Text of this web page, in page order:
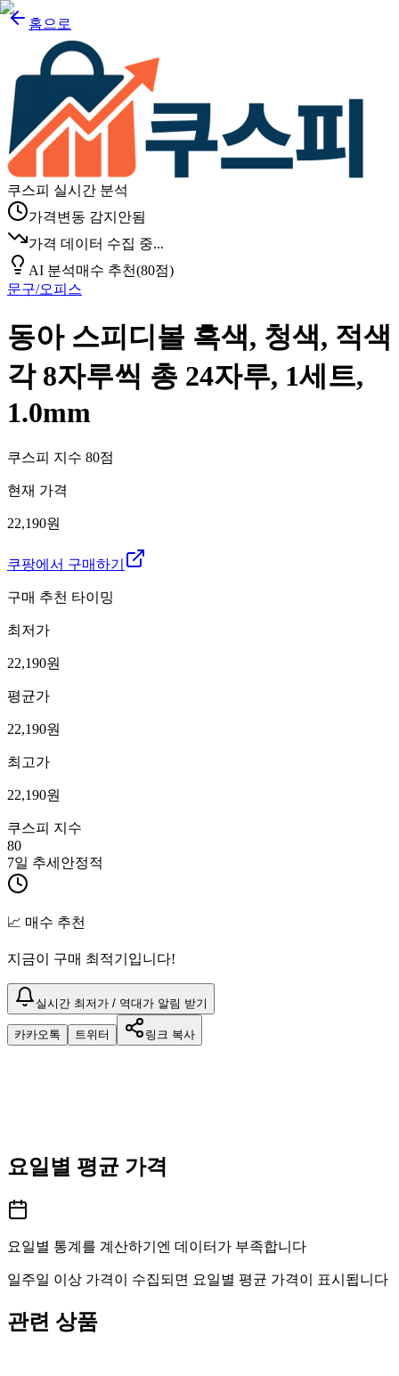
홈으로
쿠스피 실시간 분석
가격변동 감지안됨
가격 데이터 수집 중...
AI 분석매수 추천(80점)
문구/오피스
동아 스피디볼 흑색, 청색, 적색
각 8자루씩 총 24자루, 1세트,
1.0mm
쿠스피 지수 80점
현재 가격
22,190원
쿠팡에서 구매하기
구매 추천 타이밍
최저가
22,190원
평균가
22,190원
최고가
22,190원
쿠스피 지수
80
7일 추세 안정적
📈 매수 추천
지금이 구매 최적기입니다!
실시간 최저가 / 역대가 알림 받기
카카오톡 트위터 링크 복사
요일별 평균 가격
요일별 통계를 계산하기엔 데이터가 부족합니다
일주일 이상 가격이 수집되면 요일별 평균 가격이 표시됩니다
관련 상품